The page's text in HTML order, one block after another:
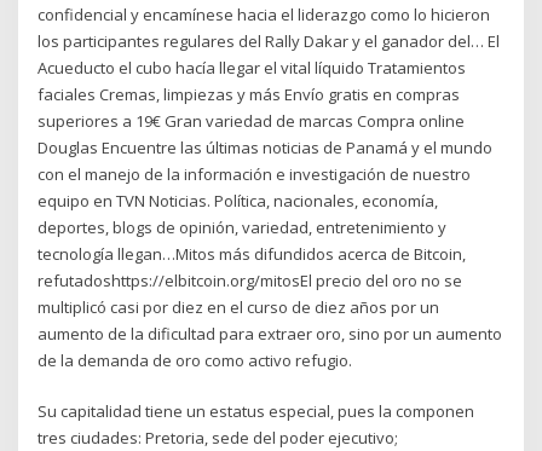
confidencial y encamínese hacia el liderazgo como lo hicieron
los participantes regulares del Rally Dakar y el ganador del… El
Acueducto el cubo hacía llegar el vital líquido Tratamientos
faciales Cremas, limpiezas y más Envío gratis en compras
superiores a 19€ Gran variedad de marcas Compra online
Douglas Encuentre las últimas noticias de Panamá y el mundo
con el manejo de la información e investigación de nuestro
equipo en TVN Noticias. Política, nacionales, economía,
deportes, blogs de opinión, variedad, entretenimiento y
tecnología llegan…Mitos más difundidos acerca de Bitcoin,
refutadoshttps://elbitcoin.org/mitosEl precio del oro no se
multiplicó casi por diez en el curso de diez años por un
aumento de la dificultad para extraer oro, sino por un aumento
de la demanda de oro como activo refugio.
Su capitalidad tiene un estatus especial, pues la componen
tres ciudades: Pretoria, sede del poder ejecutivo;